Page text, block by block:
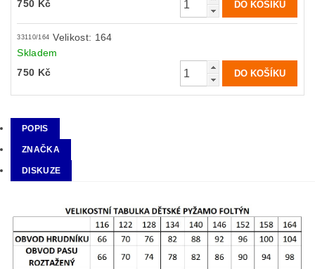
750 Kč
33110/164 Velikost: 164
Skladem
750 Kč
POPIS
ZNAČKA
DISKUZE